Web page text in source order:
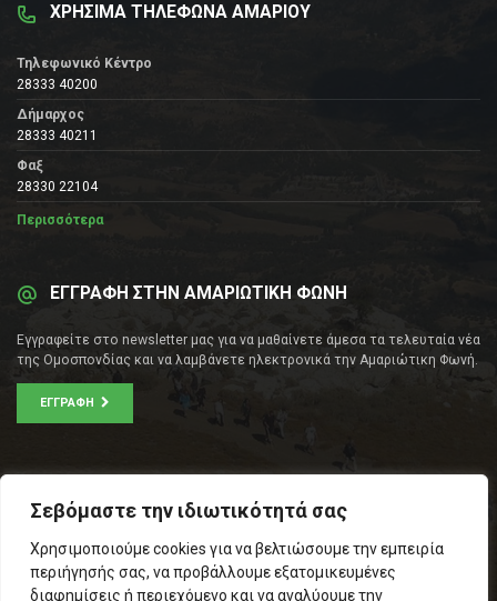
Σεβόμαστε την ιδιωτικότητά σας
Χρησιμοποιούμε cookies για να βελτιώσουμε την εμπειρία
περιήγησής σας, να προβάλλουμε εξατομικευμένες
διαφημίσεις ή περιεχόμενο και να αναλύουμε την
ΧΡΗΣΙΜΑ ΤΗΛΕΦΩΝΑ ΑΜΑΡΙΟΥ
Τηλεφωνικό Κέντρο
28333 40200
Δήμαρχος
28333 40211
Φαξ
28330 22104
Περισσότερα
ΕΓΓΡΑΦΗ ΣΤΗΝ ΑΜΑΡΙΩΤΙΚΗ ΦΩΝΗ
Εγγραφείτε στο newsletter μας για να μαθαίνετε άμεσα τα τελευταία νέα
της Ομοσπονδίας και να λαμβάνετε ηλεκτρονικά την Αμαριώτικη Φωνή.
ΕΓΓΡΑΦΉ
Τ.Κ.: 105 53
Τηλ. – Fax: 210 33 14 346